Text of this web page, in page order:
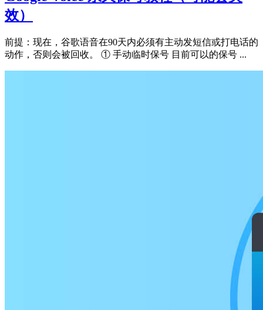
效）
前提：现在，谷歌语音在90天内必须有主动发短信或打电话的
动作，否则会被回收。 ① 手动临时保号 目前可以的保号 ...